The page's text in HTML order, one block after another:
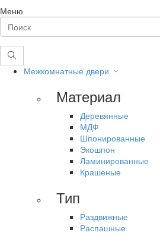
Меню
Межкомнатные двери
Материал
Деревянные
МДФ
Шпонированные
Экошпон
Ламинированные
Крашеные
Тип
Раздвижные
Распашные